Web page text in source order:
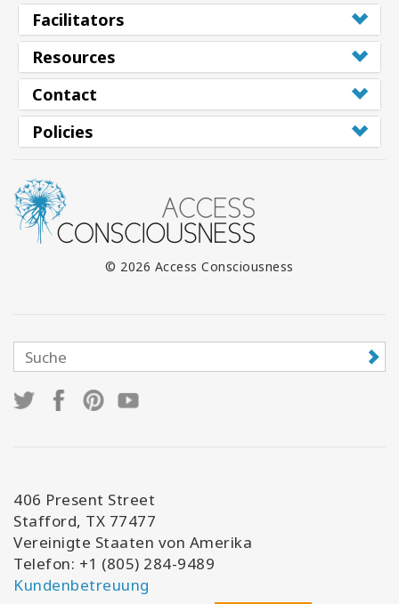
Facilitators
Resources
Contact
Policies
© 2026 Access Consciousness
406 Present Street
Stafford, TX 77477
Vereinigte Staaten von Amerika
Telefon: +1 (805) 284-9489
Kundenbetreuung